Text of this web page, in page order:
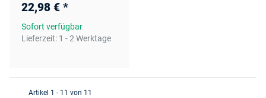
22,98 € *
Sofort verfügbar
Lieferzeit: 1 - 2 Werktage
Artikel 1 - 11 von 11